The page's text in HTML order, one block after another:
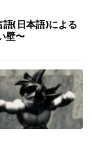
(日本語)による
壁〜